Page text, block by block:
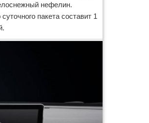
нефелин.
пакета составит 1